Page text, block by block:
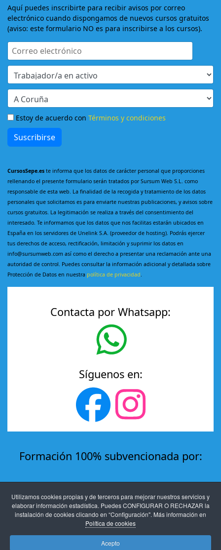
Utilizamos cookies propias y de terceros para mejorar nuestros servicios y
elaborar información estadística. Puedes CONFIGURAR O RECHAZAR la
instalación de cookies clicando en “Configuración". Más información en
Política de cookies
Acepto
Aquí puedes inscribirte para recibir avisos por correo
electrónico cuando dispongamos de nuevos cursos gratuitos
(aviso: este formulario NO es para inscribirse a los cursos).
Estoy de acuerdo con Términos y condiciones
Suscribirse
CursosSepe.es te informa que los datos de carácter personal que proporciones
rellenando el presente formulario serán tratados por Sursum Web S.L. como
responsable de esta web. La finalidad de la recogida y tratamiento de los datos
personales que solicitamos es para enviarte nuestras publicaciones, y avisos sobre
cursos gratuitos. La legitimación se realiza a través del consentimiento del
interesado. Te informamos que los datos que nos facilitas estarán ubicados en
España en los servidores de Unelink S.A. (proveedor de hosting). Podrás ejercer
tus derechos de acceso, rectificación, limitación y suprimir los datos en
info@sursumweb.com así como el derecho a presentar una reclamación ante una
autoridad de control. Puedes consultar la información adicional y detallada sobre
Protección de Datos en nuestra política de privacidad.
Contacta por Whatsapp:
Síguenos en:
Formación 100% subvencionada por: